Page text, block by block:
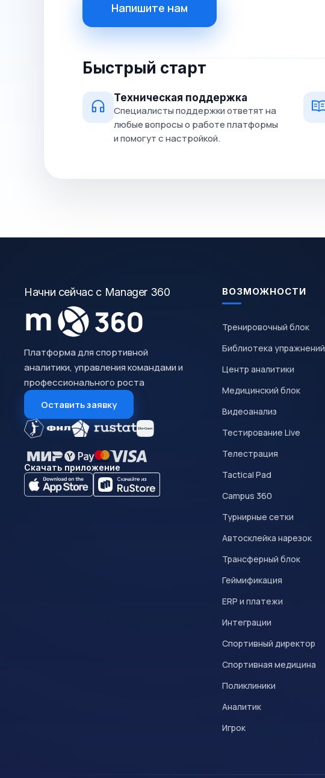
Напишите нам
Быстрый старт
Техническая поддержка
Специалисты поддержки ответят на
любые вопросы о работе платформы
и помогут с настройкой.
Начни сейчас с Manager 360
Платформа для спортивной
аналитики, управления командами и
профессионального роста
Оставить заявку
Скачать приложение
ВОЗМОЖНОСТИ
Тренировочный блок
Библиотека упражнений
Центр аналитики
Медицинский блок
Видеоанализ
Тестирование Live
Телестрация
Tactical Pad
Campus 360
Турнирные сетки
Автосклейка нарезок
Трансферный блок
Геймификация
ERP и платежи
Интеграции
Спортивный директор
Спортивная медицина
Поликлиники
Аналитик
Игрок